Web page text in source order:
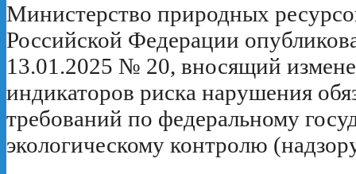
Министерство природных
Российской Федерации
13.01.2025 № 20, вносящий
индикаторов риска нарушения
требований по федеральному
экологическому контролю